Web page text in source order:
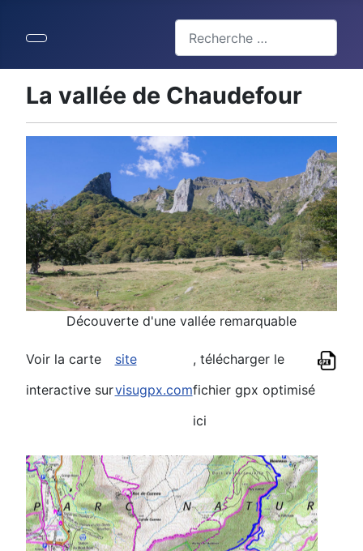
Type 2 or more characters for
La vallée de Chaudefour
Découverte d'une vallée remarquable
Voir la carte
interactive sur
site
visugpx.com
, télécharger le
fichier gpx optimisé
ici